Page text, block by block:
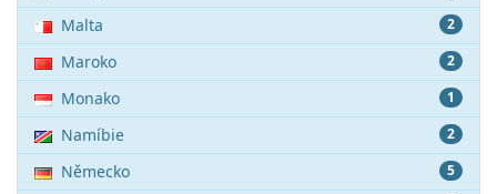
2
Malta
2
Maroko
1
Monako
2
Namíbie
5
Německo